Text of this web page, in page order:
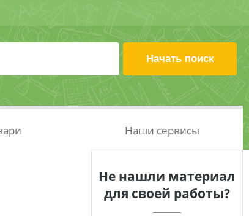
Наши сервисы
Не нашли материал
для своей работы?